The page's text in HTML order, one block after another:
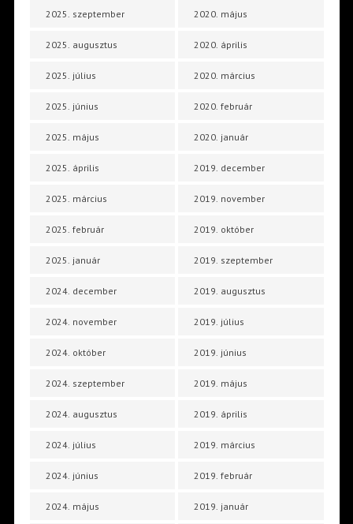
2025. szeptember
2025. augusztus
2025. július
2025. június
2025. május
2025. április
2025. március
2025. február
2025. január
2024. december
2024. november
2024. október
2024. szeptember
2024. augusztus
2024. július
2024. június
2024. május
2020. május
2020. április
2020. március
2020. február
2020. január
2019. december
2019. november
2019. október
2019. szeptember
2019. augusztus
2019. július
2019. június
2019. május
2019. április
2019. március
2019. február
2019. január